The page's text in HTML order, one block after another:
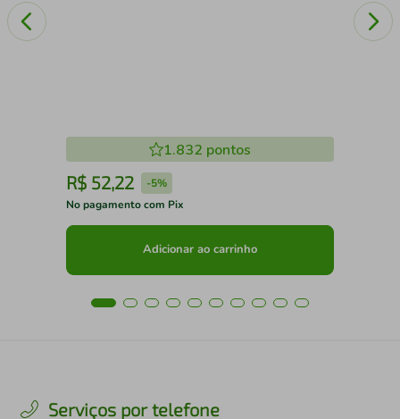
1.832 pontos
R$ 52,22 -5%
No pagamento com Pix
Adicionar ao carrinho
Serviços por telefone